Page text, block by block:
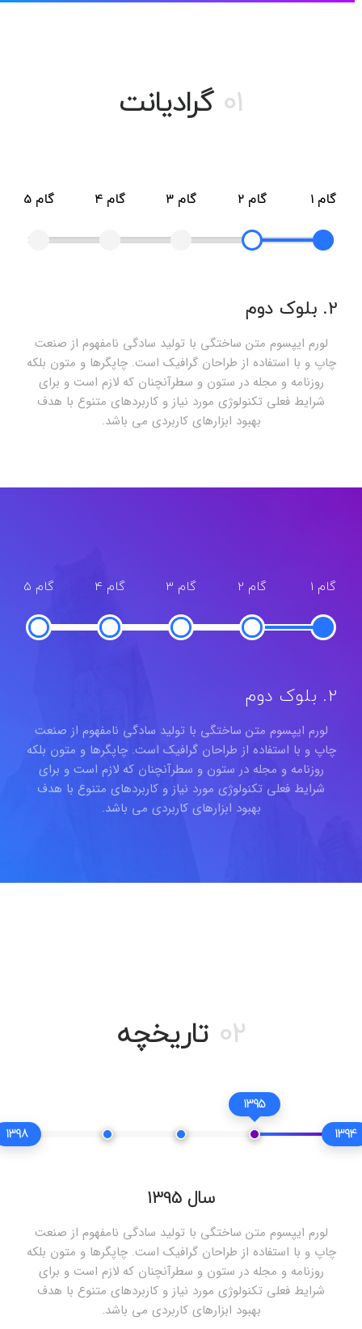
01گرادیانت
گام 1 گام 2 گام 3 گام 4 گام 5
2. بلوک دوم
لورم ایپسوم متن ساختگی با تولید سادگی نامفهوم از صنعت
چاپ و با استفاده از طراحان گرافیک است. چاپگرها و متون بلکه
روزنامه و مجله در ستون و سطرآنچنان که لازم است و برای
شرایط فعلی تکنولوژی مورد نیاز و کاربردهای متنوع با هدف
بهبود ابزارهای کاربردی می باشد.
گام 1 گام 2 گام 3 گام 4 گام 5
2. بلوک دوم
لورم ایپسوم متن ساختگی با تولید سادگی نامفهوم از صنعت
چاپ و با استفاده از طراحان گرافیک است. چاپگرها و متون بلکه
روزنامه و مجله در ستون و سطرآنچنان که لازم است و برای
شرایط فعلی تکنولوژی مورد نیاز و کاربردهای متنوع با هدف
بهبود ابزارهای کاربردی می باشد.
02تاریخچه
1395
1398
سال 1395
لورم ایپسوم متن ساختگی با تولید سادگی نامفهوم از صنعت
چاپ و با استفاده از طراحان گرافیک است. چاپگرها و متون بلکه
روزنامه و مجله در ستون و سطرآنچنان که لازم است و برای
شرایط فعلی تکنولوژی مورد نیاز و کاربردهای متنوع با هدف
بهبود ابزارهای کاربردی می باشد.